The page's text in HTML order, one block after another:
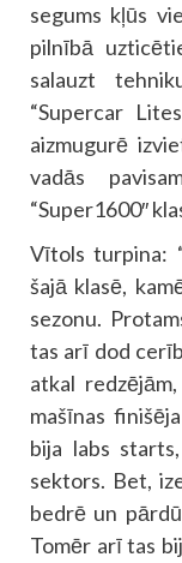
segums kļūs
pilnībā
salauzt
“Supercar
aizmugurē
vadās
“Super1600″
Vītols turpina:
šajā klasē,
sezonu.
tas arī dod
atkal
mašīnas
bija labs
sektors. Bet,
bedrē un
Tomēr arī tas